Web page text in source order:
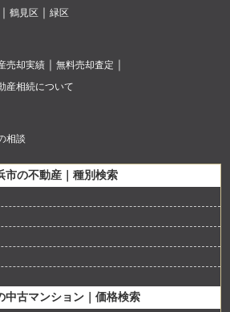
鶴見区 緑区
売却実績
無料売却査定
産相続について
相談
市の不動産｜種別検索
中古マンション｜価格検索